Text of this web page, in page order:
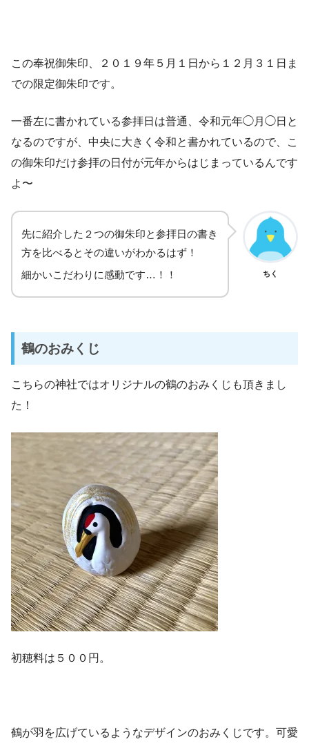
この奉祝御朱印、２０１９年５月１日から１２月３１日ま
での限定御朱印です。
一番左に書かれている参拝日は普通、令和元年◯月◯日と
なるのですが、中央に大きく令和と書かれているので、こ
の御朱印だけ参拝の日付が元年からはじまっているんです
よ〜
先に紹介した２つの御朱印と参拝日の書き
方を比べるとその違いがわかるはず！
細かいこだわりに感動です…！！
ちく
鶴のおみくじ
こちらの神社ではオリジナルの鶴のおみくじも頂きまし
た！
初穂料は５００円。
鶴が羽を広げているようなデザインのおみくじです。可愛